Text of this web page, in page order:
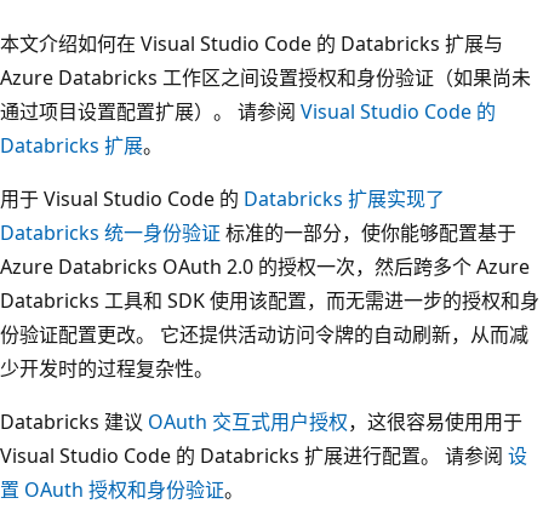
本文介绍如何在 Visual Studio Code 的 Databricks 扩展与
Azure Databricks 工作区之间设置授权和身份验证（如果尚未
通过项目设置配置扩展）。 请参阅 Visual Studio Code 的
Databricks 扩展。
用于 Visual Studio Code 的 Databricks 扩展实现了
Databricks 统一身份验证 标准的一部分，使你能够配置基于
Azure Databricks OAuth 2.0 的授权一次，然后跨多个 Azure
Databricks 工具和 SDK 使用该配置，而无需进一步的授权和身
份验证配置更改。 它还提供活动访问令牌的自动刷新，从而减
少开发时的过程复杂性。
Databricks 建议 OAuth 交互式用户授权，这很容易使用用于
Visual Studio Code 的 Databricks 扩展进行配置。 请参阅 设
置 OAuth 授权和身份验证。